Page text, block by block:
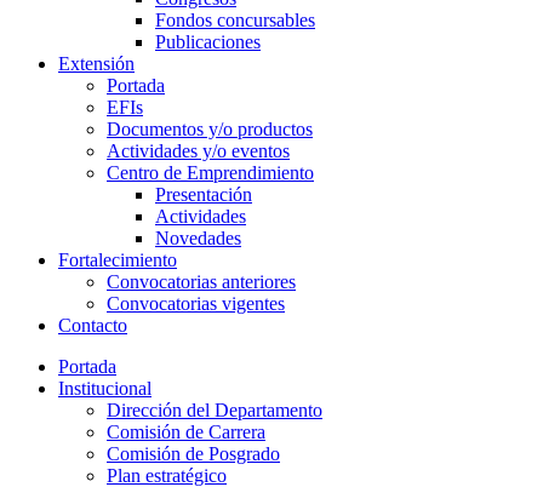
Fondos concursables
Publicaciones
Extensión
Portada
EFIs
Documentos y/o productos
Actividades y/o eventos
Centro de Emprendimiento
Presentación
Actividades
Novedades
Fortalecimiento
Convocatorias anteriores
Convocatorias vigentes
Contacto
Portada
Institucional
Dirección del Departamento
Comisión de Carrera
Comisión de Posgrado
Plan estratégico